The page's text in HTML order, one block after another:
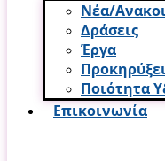
Νέα/
Δράσεις
Έργα
Ποιότητα
Επικοινωνία